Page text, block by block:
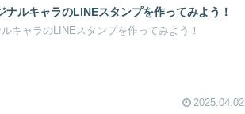
ナルキャラのLINEスタンプを作ってみよう！
キャラのLINEスタンプを作ってみよう！
2025.04.02